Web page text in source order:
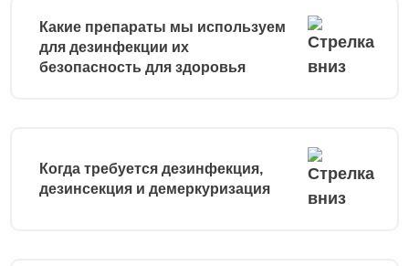
Какие препараты мы используем
для дезинфекции их
безопасность для здоровья
Когда требуется дезинфекция,
дезинсекция и демеркуризация